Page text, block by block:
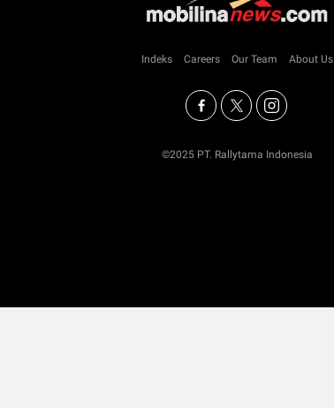
Indeks Careers Our Team About Us
©2025 PT. Rallytama Indonesia